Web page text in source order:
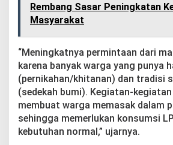
a
P
a
a
Rembang Sasar Peningkatan
Masyarakat
“Meningkatnya permintaan dari
karena banyak warga yang punya
(pernikahan/khitanan) dan tradisi
(sedekah bumi). Kegiatan-
membuat warga memasak dalam
sehingga memerlukan konsumsi
kebutuhan normal,” ujarnya.